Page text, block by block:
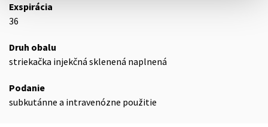
Exspirácia
36
Druh obalu
striekačka injekčná sklenená naplnená
Podanie
subkutánne a intravenózne použitie